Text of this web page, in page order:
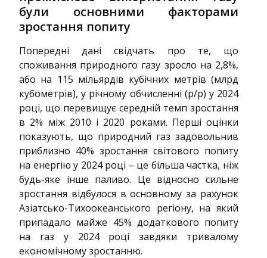
були основними факторами
зростання попиту
Попередні дані свідчать про те, що
споживання природного газу зросло на 2,8%,
або на 115 мільярдів кубічних метрів (млрд
кубометрів), у річному обчисленні (р/р) у 2024
році, що перевищує середній темп зростання
в 2% між 2010 і 2020 роками. Перші оцінки
показують, що природний газ задовольнив
приблизно 40% зростання світового попиту
на енергію у 2024 році – це більша частка, ніж
будь-яке інше паливо. Це відносно сильне
зростання відбулося в основному за рахунок
Азіатсько-Тихоокеанського регіону, на який
припадало майже 45% додаткового попиту
на газ у 2024 році завдяки тривалому
економічному зростанню.